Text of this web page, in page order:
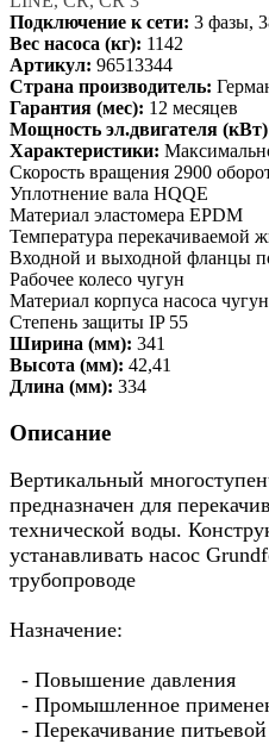
Подключение к сети: 3 фазы,
Вес насоса (кг): 1142
Артикул: 96513344
Страна производитель:
Гарантия (мес): 12 месяцев
Мощность эл.двигателя
Характеристики:
Скорость вращения 2900
Уплотнение вала HQQE
Материал эластомера EPDM
Температура перекачиваемой
Входной и выходной фланцы
Рабочее колесо чугун
Материал корпуса насоса чугун
Степень защиты IP 55
Ширина (мм): 341
Высота (мм): 42,41
Длина (мм): 334
Описание
Вертикальный
предназначен для
технической воды.
устанавливать насос
трубопроводе
Назначение:
- Повышение давления
- Промышленное
- Перекачивание